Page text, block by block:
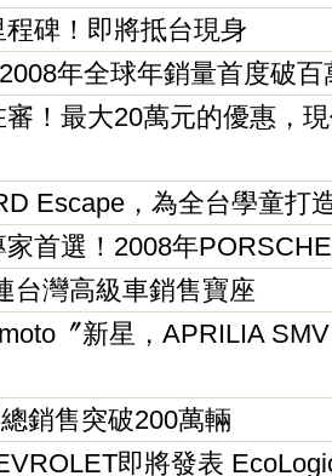
碑！即將抵台現身
年全球年銷量首度破百
！最大20萬元的優惠，
Escape，為全台學童打
首選！2008年
台灣高級車銷售寶座
〞新星，APRILIA
銷售突破200萬輛
即將發表